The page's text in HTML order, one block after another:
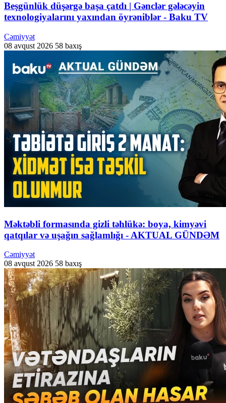
Beşgünlük düşərgə başa çatdı | Gənclər gələcəyin
texnologiyalarını yaxından öyrəniblər - Baku TV
Cəmiyyət
08 avqust 2026 58 baxış
Məktəbli formasında gizli təhlükə: boya, kimyəvi
qatqılar və uşağın sağlamlığı - AKTUAL GÜNDƏM
Cəmiyyət
08 avqust 2026 58 baxış